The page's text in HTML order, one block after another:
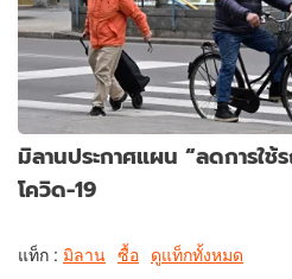
มิลานประกาศแผน “ลดการใ
โควิด-19
แท็ก : มิลาน ซื้อ ดูแท็กทั้งหมด